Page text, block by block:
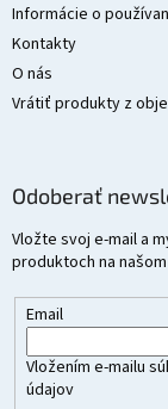
Informácie o
Kontakty
O nás
Vrátiť produkty z
Odoberať
Vložte svoj e-mail a
produktoch na
Email
Vložením e-mailu
údajov